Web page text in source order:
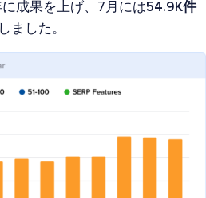
成果を上げ、7月には54.9K件
ました。